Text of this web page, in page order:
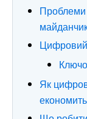
Проблеми
Цифровий
Як